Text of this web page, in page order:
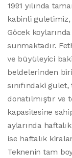
1991 yılında
kabinli guletimiz,
Göcek koylarında
sunmaktadır.
ve büyüleyici
beldelerinden
sınıfındaki
donatılmıştır
kapasitesine
aylarında
ise haftalık
Teknenin tam